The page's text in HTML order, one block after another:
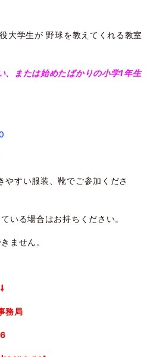
大学生が 野球を教えてくれる教室
、または始めたばかりの小学1年生
すい服装、靴でご参加くださ
いる場合はお持ちください。
ません。
務局